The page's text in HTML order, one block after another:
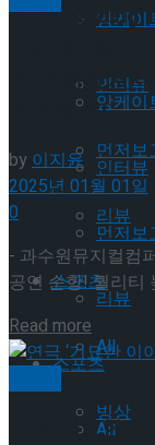
앙케이
인터뷰
먼저보
리뷰
스포츠
All
빙상
Trending
앙케이
인터뷰
먼저보
리뷰
스포츠
All
중! 탄탄한 서
속 순항 중!
by이지윤
2025년 01월 01일
0
- 과수원뮤지컬컴
공연 순항! 퀄리티
Read more
연극 ‘기묘한